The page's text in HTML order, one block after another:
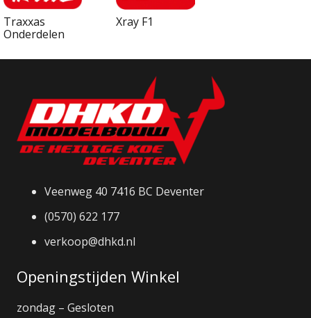
Traxxas
Onderdelen
Xray F1
Veenweg 40 7416 BC Deventer
(0570) 622 177
verkoop@dhkd.nl
Openingstijden Winkel
zondag – Gesloten